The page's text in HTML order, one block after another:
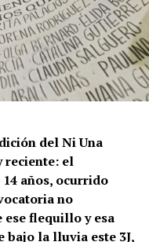
del Ni Una
reciente: el
años, ocurrido
no
ese flequillo y esa
bajo la lluvia este 3J,